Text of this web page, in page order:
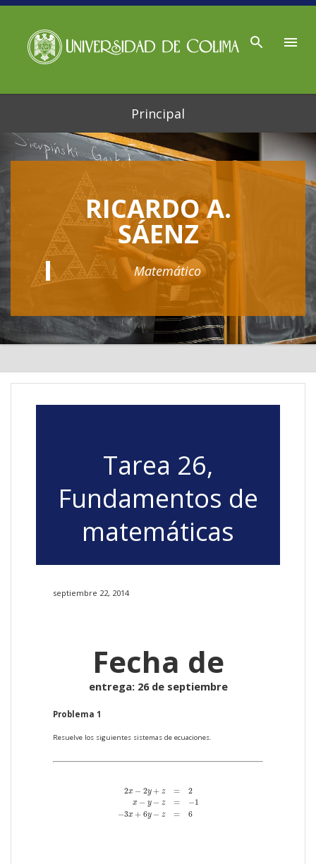
Principal
RICARDO A.
SÁENZ
Matemático
Tarea 26,
Fundamentos de
matemáticas
septiembre 22, 2014
Fecha de
entrega: 26 de septiembre
Problema 1
Resuelve los siguientes sistemas de ecuaciones.
2x − 2y + z = 2
x − y − z = −1
−3x + 6y − z = 6
x−2 +z= 2 x− −1